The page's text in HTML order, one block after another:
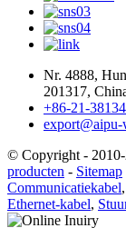
Nr. 4888,
201317,
+86-21-
© Copyright - 2010-
producten - Sitemap
Communicatiekabel,
Ethernet-kabel,